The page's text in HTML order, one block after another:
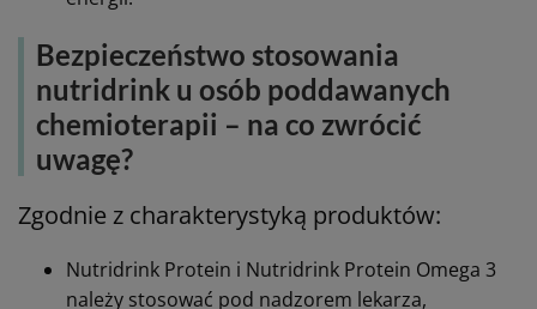
onkologicznych doświadczających zaburzeń
czucia smaku:
rano: owsianka na mleku + ½ nutridrinka,
w ciągu dnia: zupa krem + pieczywo,
między posiłkami: Nutridrink Protein 125 ml (pić
powoli),
wieczorem: kanapki + jogurt, ewentualnie
dodatkowo Nutridrink Protein Omega 3 (ustala
lekarz).